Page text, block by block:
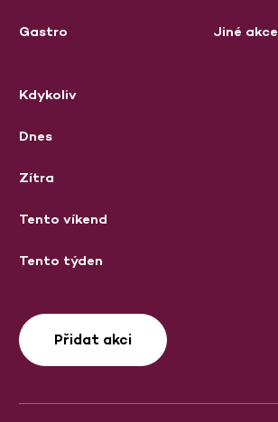
Gastro Jiné akce
Kdykoliv
Dnes
Zítra
Tento víkend
Tento týden
Přidat akci